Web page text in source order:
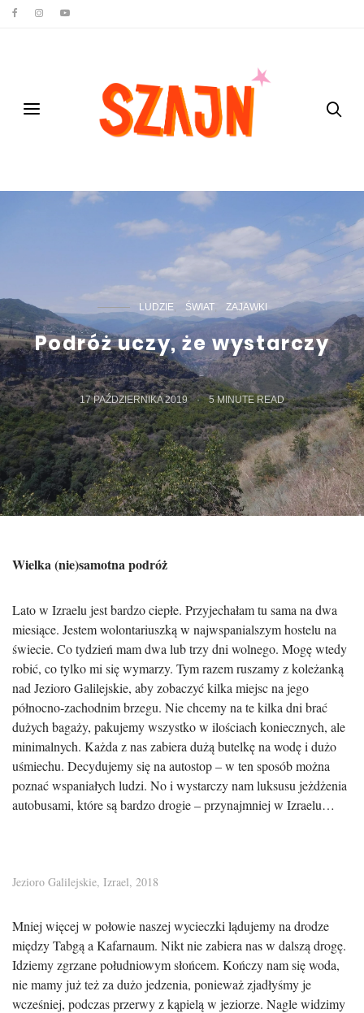
LUDZIE ŚWIAT ZAJAWKI
Podróż uczy, że wystarczy
17 PAŹDZIERNIKA 2019 5MINUTE READ
Wielka (nie)samotna podróż
Lato w Izraelu jest bardzo ciepłe. Przyjechałam tu sama na dwa
miesiące. Jestem wolontariuszką w najwspanialszym hostelu na
świecie. Co tydzień mam dwa lub trzy dni wolnego. Mogę wtedy
robić, co tylko mi się wymarzy. Tym razem ruszamy z koleżanką
nad Jezioro Galilejskie, aby zobaczyć kilka miejsc na jego
północno-zachodnim brzegu. Nie chcemy na te kilka dni brać
dużych bagaży, pakujemy wszystko w ilościach koniecznych, ale
minimalnych. Każda z nas zabiera dużą butelkę na wodę i dużo
uśmiechu. Decydujemy się na autostop – w ten sposób można
poznać wspaniałych ludzi. No i wystarczy nam luksusu jeżdżenia
autobusami, które są bardzo drogie – przynajmniej w Izraelu…
Jezioro Galilejskie, Izrael, 2018
Mniej więcej w połowie naszej wycieczki lądujemy na drodze
między Tabgą a Kafarnaum. Nikt nie zabiera nas w dalszą drogę.
Idziemy zgrzane południowym słońcem. Kończy nam się woda,
nie mamy już też za dużo jedzenia, ponieważ zjadłyśmy je
wcześniej, podczas przerwy z kąpielą w jeziorze. Nagle widzimy